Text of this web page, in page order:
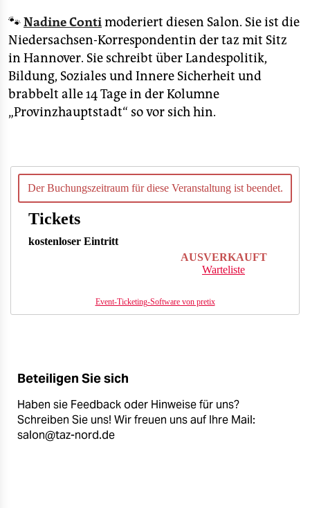
🐾Nadine Contimoderiert diesen Salon. Sie ist die
Niedersachsen-Korrespondentin der taz mit Sitz
in Hannover. Sie schreibt über Landespolitik,
Bildung, Soziales und Innere Sicherheit und
brabbelt alle 14 Tage in der Kolumne
„Provinzhauptstadt“ so vor sich hin.
Der Buchungszeitraum für diese Veranstaltung ist beendet.
Tickets
kostenloser Eintritt
AUSVERKAUFT
Warteliste
Event-Ticketing-Software von pretix
Beteiligen Sie sich
Haben sie Feedback oder Hinweise für uns?
Schreiben Sie uns! Wir freuen uns auf Ihre Mail:
salon@taz-nord.de